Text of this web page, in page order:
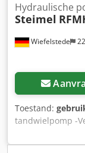
Wiefelstede
Hydraulische
Steimel
Toestand:
tandwielpomp -
Erwlsx Adyerf -